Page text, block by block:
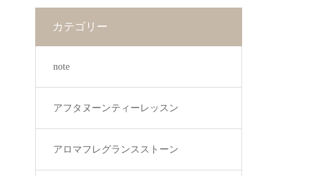
カテゴリー
note
アフタヌーンティーレッスン
アロマフレグランスストーン